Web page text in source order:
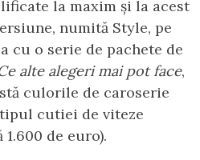
la maxim și la acest
numită Style, pe
cu o serie de pachete de
alte alegeri mai pot face,
culorile de caroserie
cutiei de viteze
de euro).